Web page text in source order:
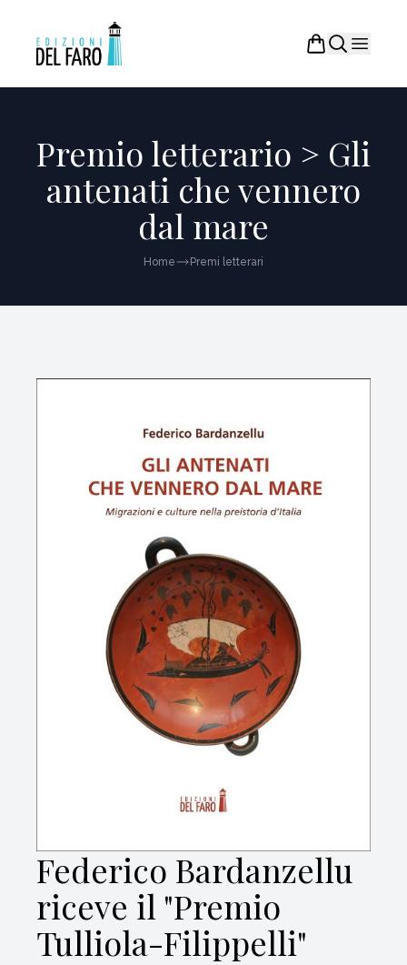
Premio letterario > Gli
antenati che vennero
dal mare
Home Premi letterari
Federico Bardanzellu
riceve il "Premio
Tulliola-Filippelli"